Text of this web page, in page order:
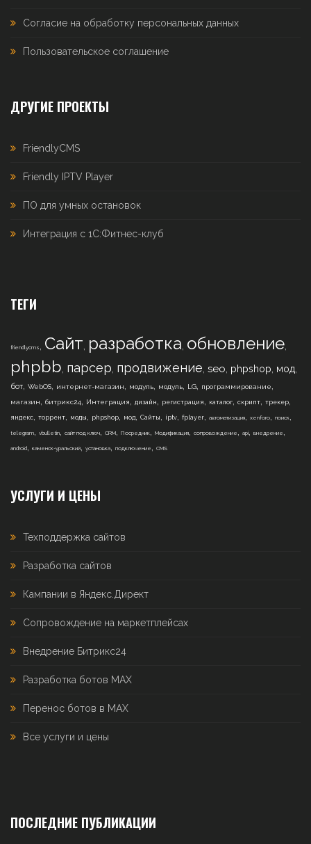
Согласие на обработку персональных данных
Пользовательское соглашение
ДРУГИЕ ПРОЕКТЫ
FriendlyCMS
Friendly IPTV Player
ПО для умных остановок
Интеграция с 1С:Фитнес-клуб
ТЕГИ
friendlycms , Сайт, разработка, обновление,
phpbb, парсер, продвижение, seo, phpshop, мод,
бот, WebOS, интернет-магазин, модуль, модуль, LG, программирование,
магазин, битрикс24, Интеграция, дизайн , регистрация , каталог, скрипт, трекер,
яндекс, торрент, моды , phpshop, мод, Сайты , iptv, fplayer, автоматизация, xenforo, поиск,
telegram, vbulletin, сайт под ключ, CRM, Посредник, Модификация, сопровождение , api, внедрение ,
android, каменск-уральский, установка, подключение , CMS
УСЛУГИ И ЦЕНЫ
Техподдержка сайтов
Разработка сайтов
Кампании в Яндекс.Директ
Сопровождение на маркетплейсах
Внедрение Битрикс24
Разработка ботов MAX
Перенос ботов в MAX
Все услуги и цены
ПОСЛЕДНИЕ ПУБЛИКАЦИИ